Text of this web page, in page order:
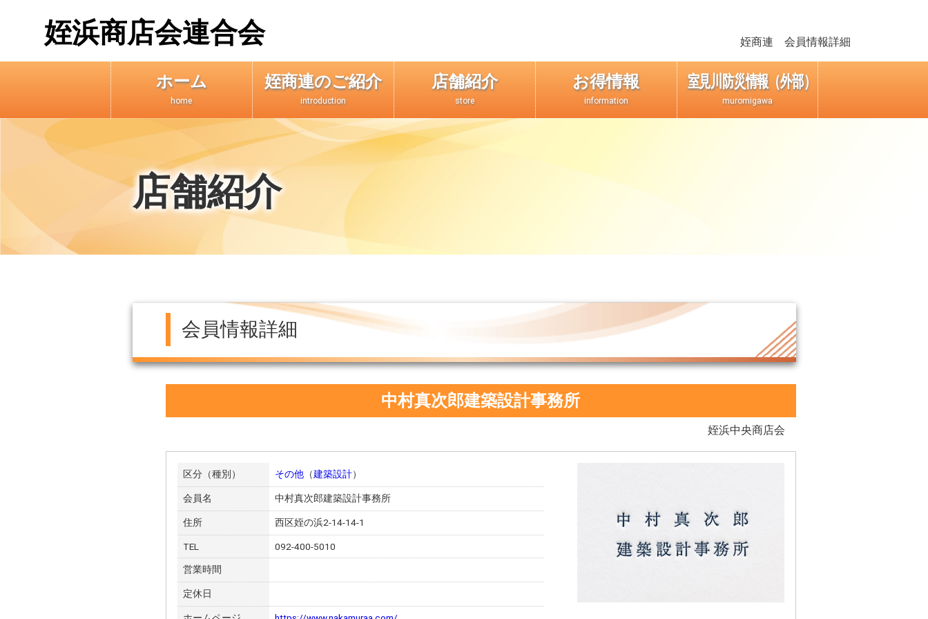
姪浜商店会連合会 姪商連 会員情報詳細
ホーム
home
姪商連のご紹介
introduction
店舗紹介
store
お得情報
information
室見川防災情報（外部）
muromigawa
店舗紹介
会員情報詳細
中村真次郎建築設計事務所
姪浜中央商店会
区分（種別） その他（建築設計）
会員名 中村真次郎建築設計事務所
住所 西区姪の浜2-14-14-1
TEL 092-400-5010
営業時間
定休日